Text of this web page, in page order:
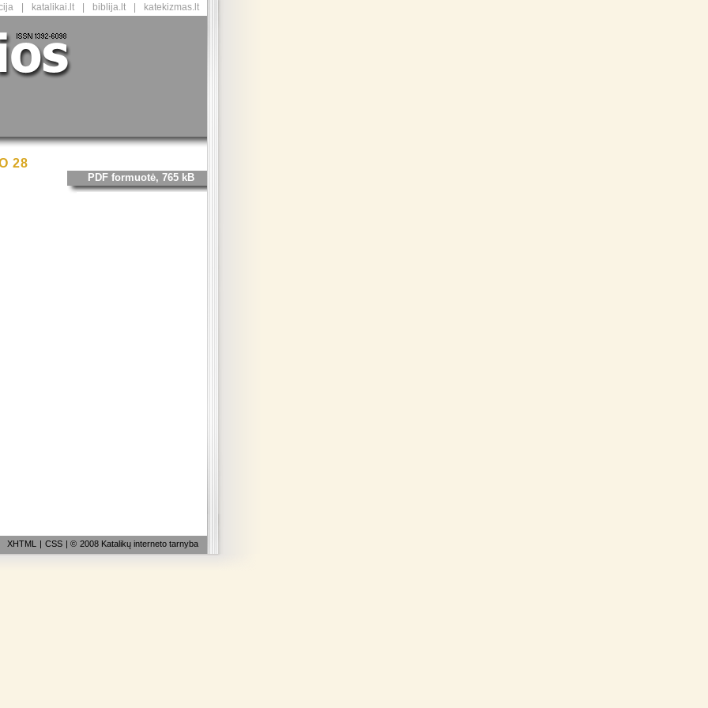
katalikai.lt biblija.lt katekizmas.lt
28
PDF formuotė, 765 kB
XHTML | CSS | © 2008 Katalikų interneto tarnyba